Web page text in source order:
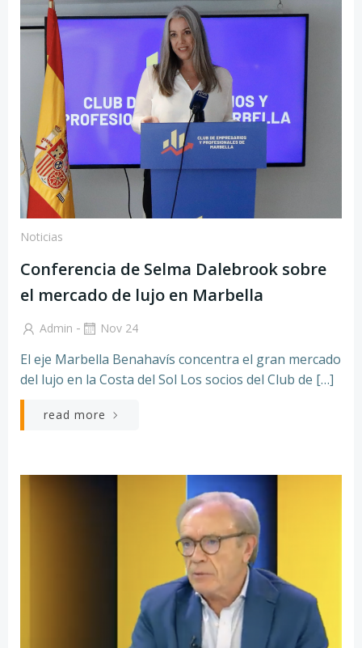
Noticias
Conferencia de Selma Dalebrook sobre
el mercado de lujo en Marbella
Admin - Nov 24
El eje Marbella Benahavís concentra el gran mercado
del lujo en la Costa del Sol Los socios del Club de […]
read more